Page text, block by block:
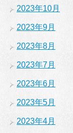
2023年10月
2023年9月
2023年8月
2023年7月
2023年6月
2023年5月
2023年4月